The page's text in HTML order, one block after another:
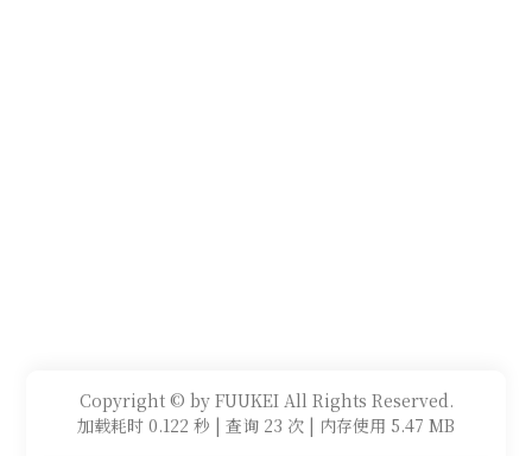
Copyright © by FUUKEI All Rights Reserved.
加载耗时 0.122 秒 | 查询 23 次 | 内存使用 5.47 MB